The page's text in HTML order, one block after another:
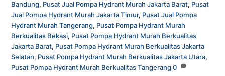
Bandung, Pusat Jual Pompa Hydrant Murah Jakarta Barat, Pusat
Jual Pompa Hydrant Murah Jakarta Timur, Pusat Jual Pompa
Hydrant Murah Tangerang, Pusat Pompa Hydrant Murah
Berkualitas Bekasi, Pusat Pompa Hydrant Murah Berkualitas
Jakarta Barat, Pusat Pompa Hydrant Murah Berkualitas Jakarta
Selatan, Pusat Pompa Hydrant Murah Berkualitas Jakarta Utara,
Pusat Pompa Hydrant Murah Berkualitas Tangerang 0